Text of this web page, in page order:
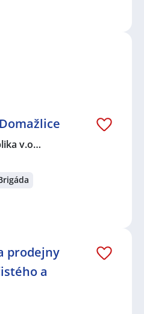
v.o…
prodejny
a